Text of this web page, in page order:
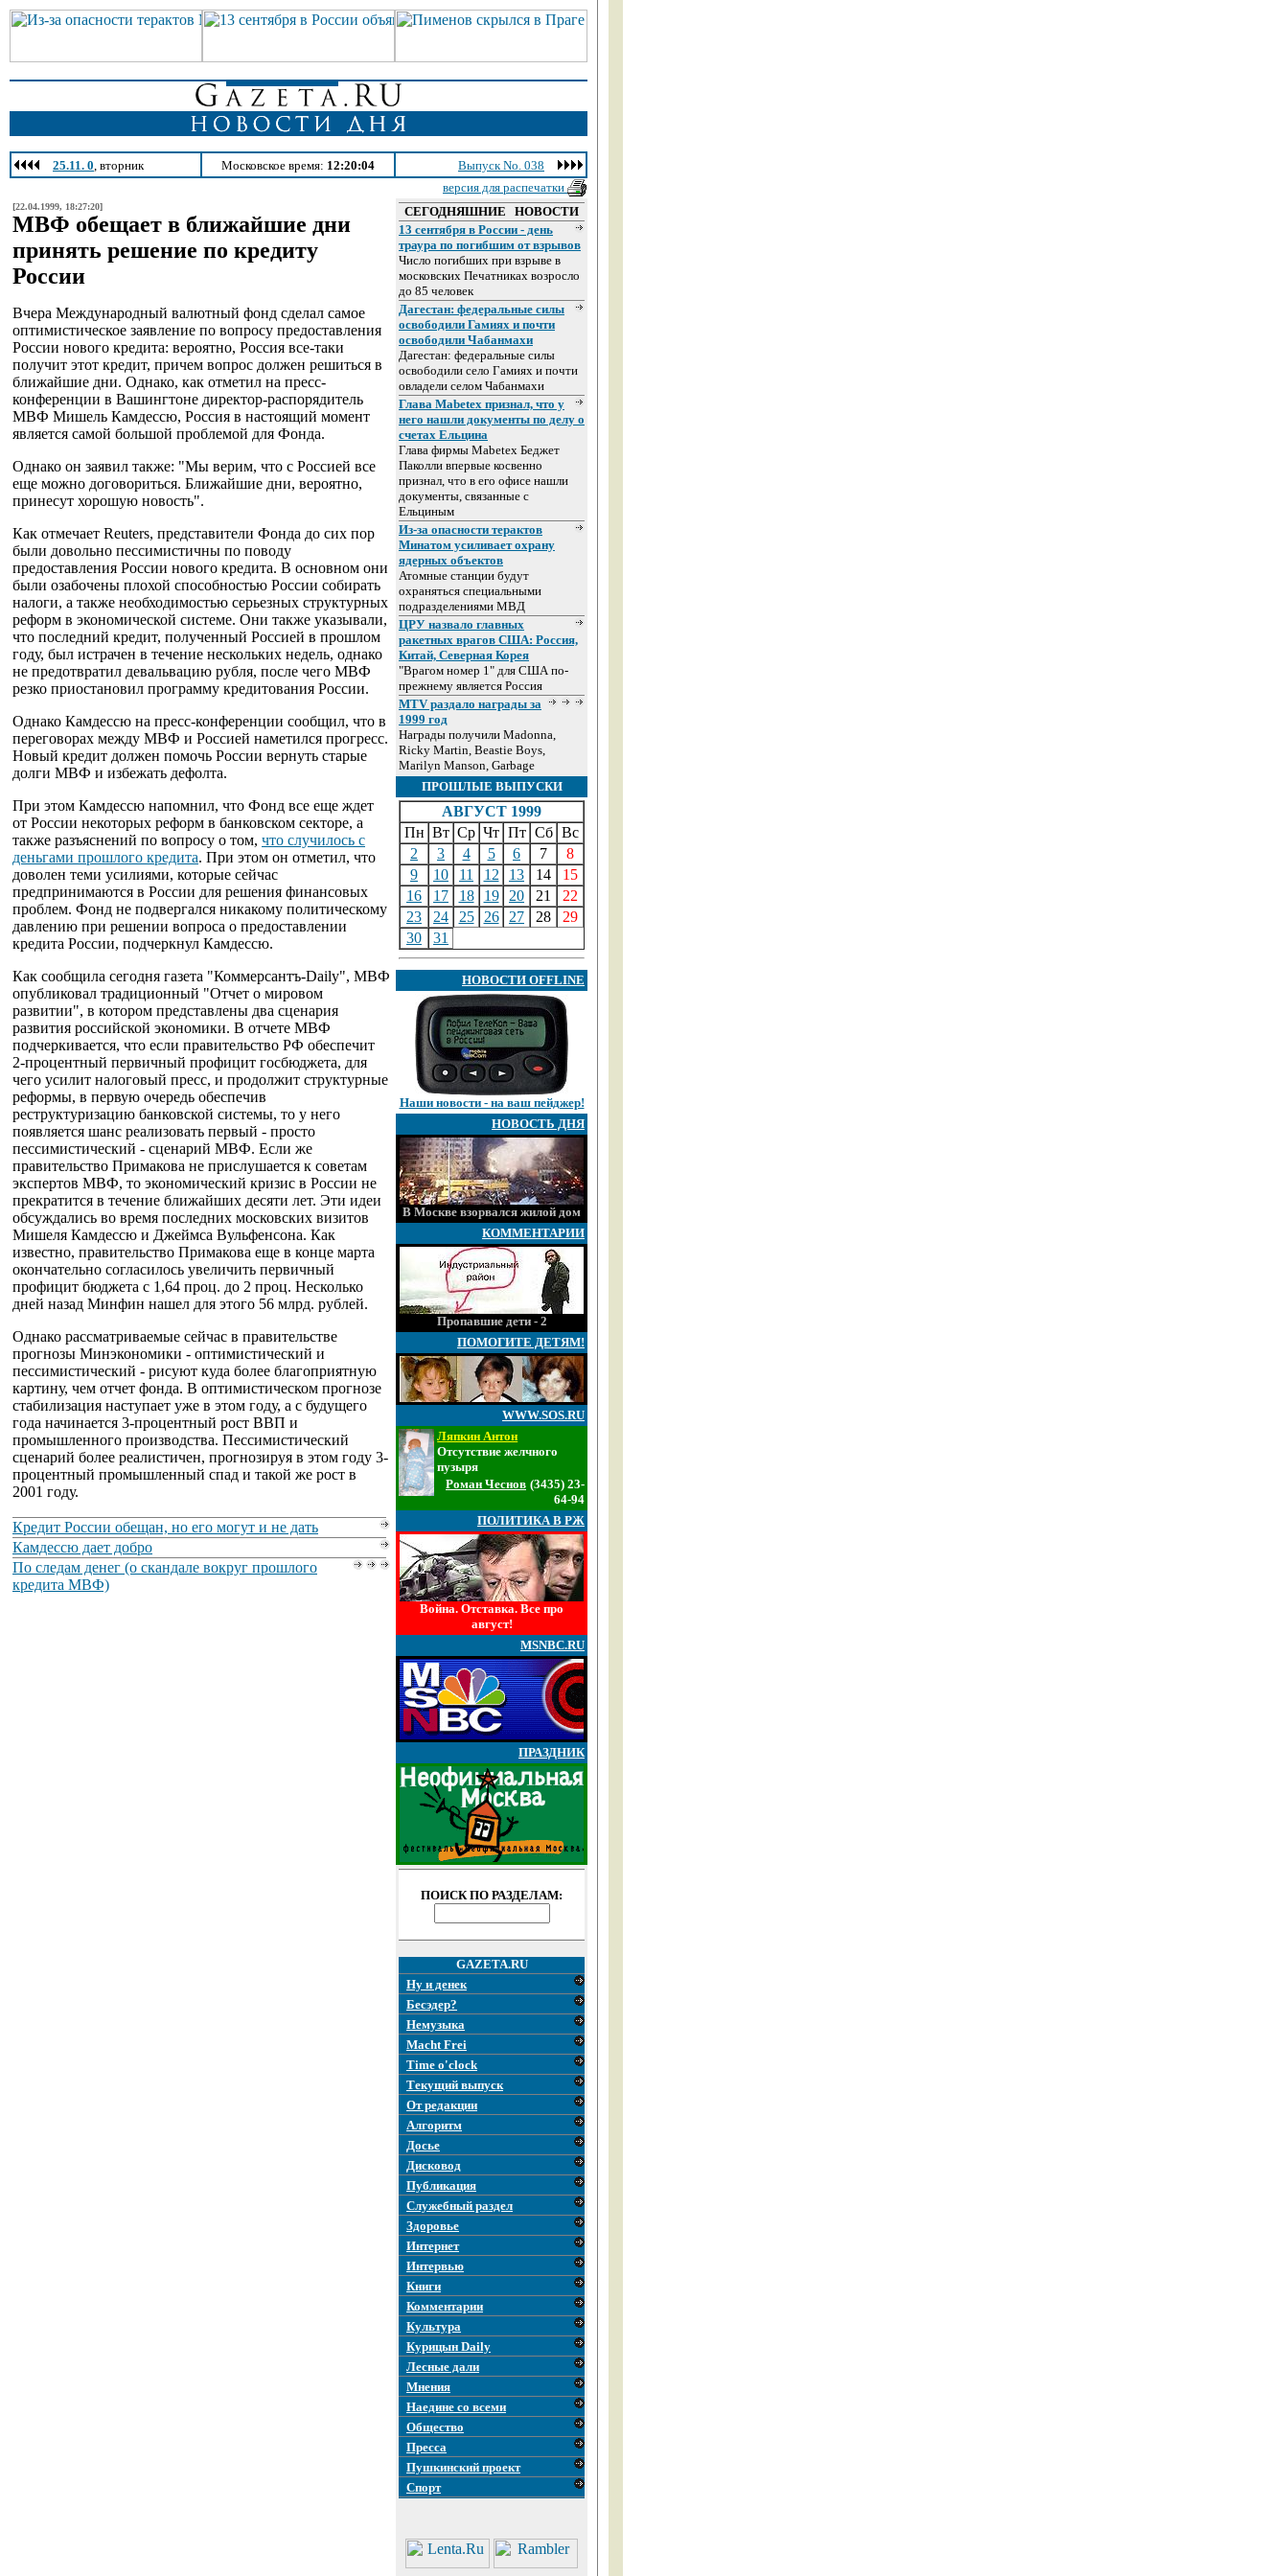
25.11. 0, вторник Московское время: 12:20:04
Выпуск No. 038
версия для распечатки
[22.04.1999, 18:27:20]
МВФ обещает в ближайшие дни
принять решение по кредиту
России
Вчера Международный валютный фонд сделал самое
оптимистическое заявление по вопросу предоставления
России нового кредита: вероятно, Россия все-таки
получит этот кредит, причем вопрос должен решиться в
ближайшие дни. Однако, как отметил на пресс-
конференции в Вашингтоне директор-распорядитель
МВФ Мишель Камдессю, Россия в настоящий момент
является самой большой проблемой для Фонда.
Однако он заявил также: "Мы верим, что с Россией все
еще можно договориться. Ближайшие дни, вероятно,
принесут хорошую новость".
Как отмечает Reuters, представители Фонда до сих пор
были довольно пессимистичны по поводу
предоставления России нового кредита. В основном они
были озабочены плохой способностью России собирать
налоги, а также необходимостью серьезных структурных
реформ в экономической системе. Они также указывали,
что последний кредит, полученный Россией в прошлом
году, был истрачен в течение нескольких недель, однако
не предотвратил девальвацию рубля, после чего МВФ
резко приостановил программу кредитования России.
Однако Камдессю на пресс-конференции сообщил, что в
переговорах между МВФ и Россией наметился прогресс.
Новый кредит должен помочь России вернуть старые
долги МВФ и избежать дефолта.
При этом Камдессю напомнил, что Фонд все еще ждет
от России некоторых реформ в банковском секторе, а
также разъяснений по вопросу о том, что случилось с
деньгами прошлого кредита. При этом он отметил, что
доволен теми усилиями, которые сейчас
предпринимаются в России для решения финансовых
проблем. Фонд не подвергался никакому политическому
давлению при решении вопроса о предоставлении
кредита России, подчеркнул Камдессю.
Как сообщила сегодня газета "Коммерсантъ-Daily", МВФ
опубликовал традиционный "Отчет о мировом
развитии", в котором представлены два сценария
развития российской экономики. В отчете МВФ
подчеркивается, что если правительство РФ обеспечит
2-процентный первичный профицит госбюджета, для
чего усилит налоговый пресс, и продолжит структурные
реформы, в первую очередь обеспечив
реструктуризацию банковской системы, то у него
появляется шанс реализовать первый - просто
пессимистический - сценарий МВФ. Если же
правительство Примакова не прислушается к советам
экспертов МВФ, то экономический кризис в России не
прекратится в течение ближайших десяти лет. Эти идеи
обсуждались во время последних московских визитов
Мишеля Камдессю и Джеймса Вульфенсона. Как
известно, правительство Примакова еще в конце марта
окончательно согласилось увеличить первичный
профицит бюджета с 1,64 проц. до 2 проц. Несколько
дней назад Минфин нашел для этого 56 млрд. рублей.
Однако рассматриваемые сейчас в правительстве
прогнозы Минэкономики - оптимистический и
пессимистический - рисуют куда более благоприятную
картину, чем отчет фонда. В оптимистическом прогнозе
стабилизация наступает уже в этом году, а с будущего
года начинается 3-процентный рост ВВП и
промышленного производства. Пессимистический
сценарий более реалистичен, прогнозируя в этом году 3-
процентный промышленный спад и такой же рост в
2001 году.
Кредит России обещан, но его могут и не дать
Камдессю дает добро
По следам денег (о скандале вокруг прошлого
кредита МВФ)
СЕГОДНЯШНИЕ НОВОСТИ
13 сентября в России - день
траура по погибшим от взрывов
Число погибших при взрыве в
московских Печатниках возросло
до 85 человек
Дагестан: федеральные силы
освободили Гамиях и почти
освободили Чабанмахи
Дагестан: федеральные силы
освободили село Гамиях и почти
овладели селом Чабанмахи
Глава Mabetex признал, что у
него нашли документы по делу о
счетах Ельцина
Глава фирмы Mabetex Беджет
Паколли впервые косвенно
признал, что в его офисе нашли
документы, связанные с
Ельциным
Из-за опасности терактов
Минатом усиливает охрану
ядерных объектов
Атомные станции будут
охраняться специальными
подразделениями МВД
ЦРУ назвало главных
ракетных врагов США: Россия,
Китай, Северная Корея
"Врагом номер 1" для США по-
прежнему является Россия
MTV раздало награды за
1999 год
Награды получили Madonna,
Ricky Martin, Beastie Boys,
Marilyn Manson, Garbage
ПРОШЛЫЕ ВЫПУСКИ
АВГУСТ 1999
Пн Вт Ср Чт Пт Сб Вс
2
3 4 5 6 7
8
9
10 11 12 13 14
15
16
17 18 19 20 21
22
23
24 25 26 27 28
29
30
31
НОВОСТИ OFFLINE
Наши новости - на ваш пейджер!
НОВОСТЬ ДНЯ
В Москве взорвался жилой дом
КОММЕНТАРИИ
Пропавшие дети - 2
ПОМОГИТЕ ДЕТЯМ!
WWW.SOS.RU
Ляпкин Антон
Отсутствие желчного
пузыря
Роман Чеснов (3435) 23-
64-94
ПОЛИТИКА В РЖ
Война. Отставка. Все про
август!
MSNBC.RU
ПРАЗДНИК
ПОИСК ПО РАЗДЕЛАМ:
GAZETA.RU
Ну и денек
Бесэдер?
Немузыка
Macht Frei
Time o'clock
Текущий выпуск
От редакции
Алгоритм
Досье
Дисковод
Публикация
Служебный раздел
Здоровье
Интернет
Интервью
Книги
Комментарии
Культура
Курицын Daily
Лесные дали
Мнения
Наедине со всеми
Общество
Пресса
Пушкинский проект
Спорт